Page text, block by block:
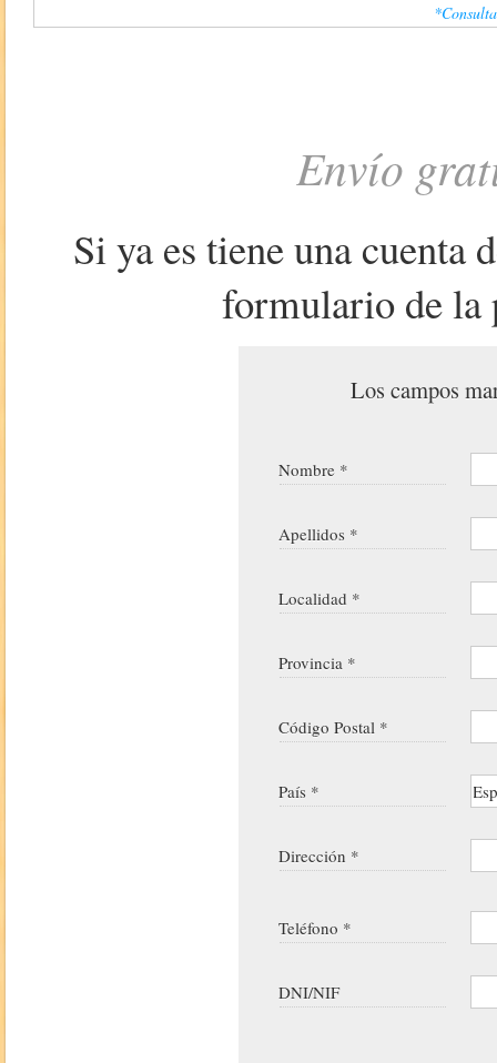
Envío
Si ya es tiene una cuenta
formulario de la
Los campos
Nombre *
Apellidos *
Localidad *
Provincia *
Código Postal *
País *
Dirección *
Teléfono *
DNI/NIF